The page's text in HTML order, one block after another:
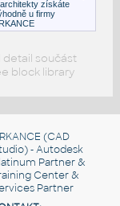
získáte
u firmy
detail součást
block library
(CAD
- Autodesk
Partner &
Center &
Partner